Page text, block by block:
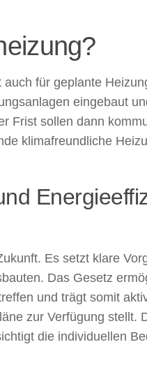
für geplante
eingebaut
Frist sollen dann
klimafreundliche
Es setzt klare
Das Gesetz
und trägt somit
zur Verfügung stellt.
die individuellen